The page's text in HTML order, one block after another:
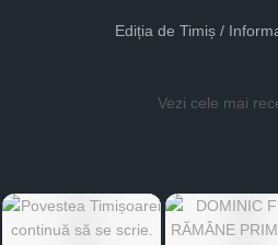
Ediția de Timiș /
Vezi cele mai